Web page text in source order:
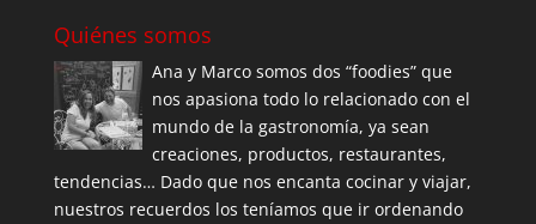
Quiénes somos
Ana y Marco somos dos “foodies” que
nos apasiona todo lo relacionado con el
mundo de la gastronomía, ya sean
creaciones, productos, restaurantes,
tendencias… Dado que nos encanta cocinar y viajar,
nuestros recuerdos los teníamos que ir ordenando